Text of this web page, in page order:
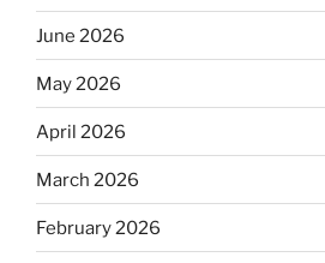
June 2026
May 2026
April 2026
March 2026
February 2026